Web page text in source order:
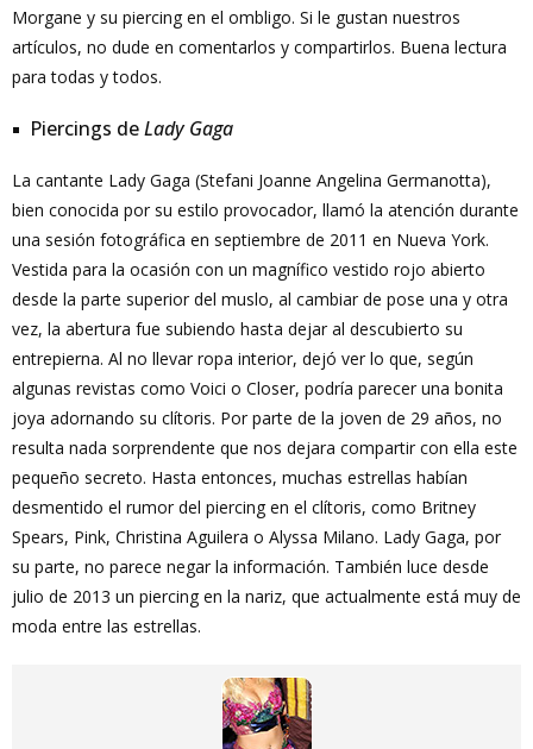
Morgane y su piercing en el ombligo. Si le gustan nuestros
artículos, no dude en comentarlos y compartirlos. Buena lectura
para todas y todos.
Piercings deLady Gaga
La cantante Lady Gaga (Stefani Joanne Angelina Germanotta),
bien conocida por su estilo provocador, llamó la atención durante
una sesión fotográfica en septiembre de 2011 en Nueva York.
Vestida para la ocasión con un magnífico vestido rojo abierto
desde la parte superior del muslo, al cambiar de pose una y otra
vez, la abertura fue subiendo hasta dejar al descubierto su
entrepierna. Al no llevar ropa interior, dejó ver lo que, según
algunas revistas como Voici o Closer, podría parecer una bonita
joya adornando su clítoris. Por parte de la joven de 29 años, no
resulta nada sorprendente que nos dejara compartir con ella este
pequeño secreto. Hasta entonces, muchas estrellas habían
desmentido el rumor del piercing en el clítoris, como Britney
Spears, Pink, Christina Aguilera o Alyssa Milano. Lady Gaga, por
su parte, no parece negar la información. También luce desde
julio de 2013 un piercing en la nariz, que actualmente está muy de
moda entre las estrellas.